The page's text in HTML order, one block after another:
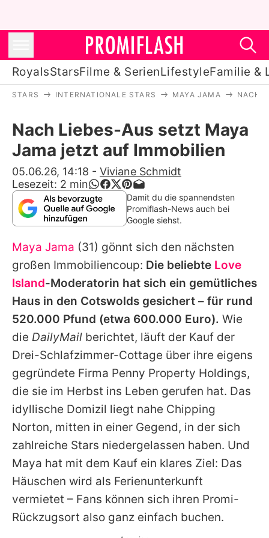
RoyalsStarsFilme & SerienLifestyleFamilie &
Stars
Filme & Serien
Lifestyle
Familie & Liebe
Alle Themen auf Promiflash
Jobs
App runterladen
Team
Redaktionelle Richtlinien
Impressum
Datenschutzerklärung
Nutzungsbedingungen
Utiq verwalten
STARS INTERNATIONALE STARS MAYA JAMA NACH
Nach Liebes-Aus setzt Maya
Jama jetzt auf Immobilien
05.06.26, 14:18 - Viviane Schmidt
Lesezeit: 2 min
Damit du die spannendsten
Promiflash-News auch bei
Google siehst.
Maya Jama (31) gönnt sich den nächsten
großen Immobiliencoup: Die beliebte Love
Island-Moderatorin hat sich ein gemütliches
Haus in den Cotswolds gesichert – für rund
520.000 Pfund (etwa 600.000 Euro). Wie
die DailyMail berichtet, läuft der Kauf der
Drei-Schlafzimmer-Cottage über ihre eigens
gegründete Firma Penny Property Holdings,
die sie im Herbst ins Leben gerufen hat. Das
idyllische Domizil liegt nahe Chipping
Norton, mitten in einer Gegend, in der sich
zahlreiche Stars niedergelassen haben. Und
Maya hat mit dem Kauf ein klares Ziel: Das
Häuschen wird als Ferienunterkunft
vermietet – Fans können sich ihren Promi-
Rückzugsort also ganz einfach buchen.